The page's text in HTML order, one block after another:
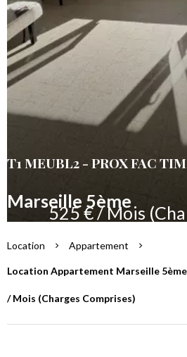
T1 MEUBL2 - PROX FAC
Marseille 5ème
525 € / Mois
Location Appartement
Location Appartement Marseille 5ème,
/ Mois (Charges Comprises)